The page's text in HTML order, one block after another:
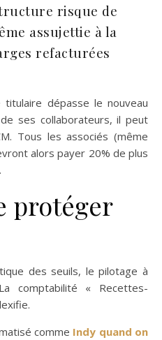
risque de
assujettie à la
refacturées
dépasse le nouveau
ses collaborateurs, il peut
Tous les associés (même
alors payer 20% de plus
protéger
des seuils, le pilotage à
comptabilité « Recettes-
comme Indy quand on